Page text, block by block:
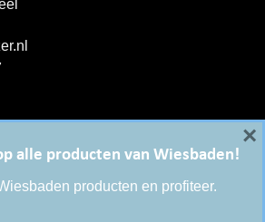
alle producten van Wiesbaden!
producten en profiteer.
×